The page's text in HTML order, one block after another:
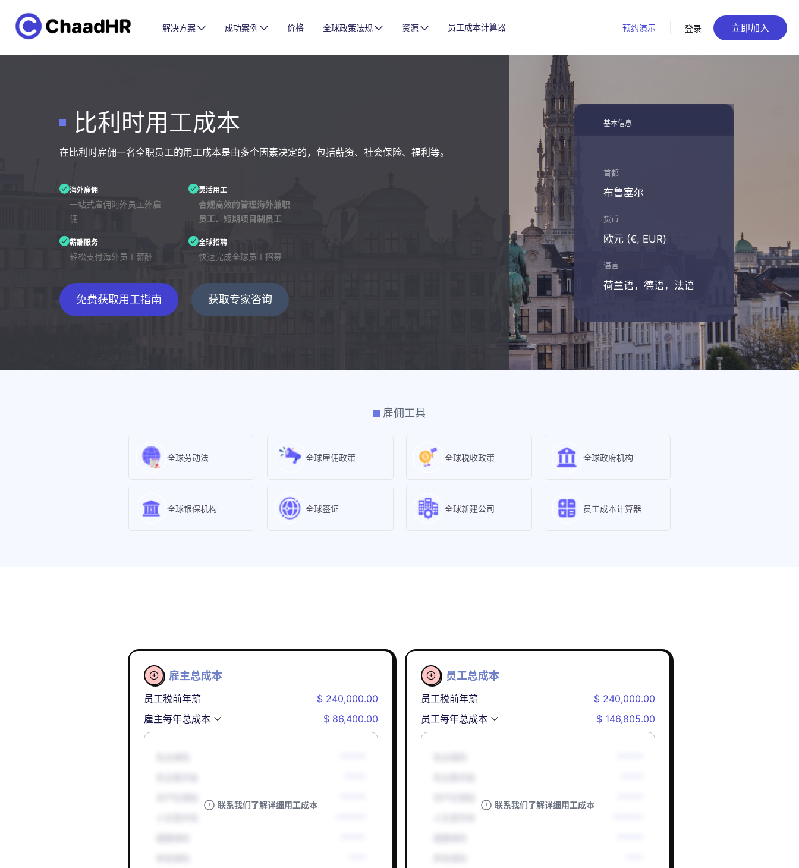
解决方案 成功案例 价格 全球政策法规 资源 员工成本计算器 预约演示 登录 立即加入
比利时用工成本
在比利时雇佣一名全职员工的用工成本是由多个因素决定的，包括薪资、社会保险、福利等。
海外雇佣
一站式雇佣海外员工外雇
佣
灵活用工
合规高效的管理海外兼职
员工、短期项目制员工
薪酬服务
轻松支付海外员工薪酬
全球招聘
快速完成全球员工招募
免费获取用工指南 获取专家咨询
基本信息
首都
布鲁塞尔
货币
欧元 (€, EUR)
语言
荷兰语，德语，法语
雇佣工具
全球劳动法 全球雇佣政策 全球税收政策 全球政府机构
全球银保机构 全球签证 全球新建公司 员工成本计算器
 雇主总成本
员工税前年薪
$ 240,000.00
雇主每年总成本
$ 86,400.00
联系我们了解详细用工成本
 员工总成本
员工税前年薪
$ 240,000.00
员工每年总成本
$ 146,805.00
联系我们了解详细用工成本